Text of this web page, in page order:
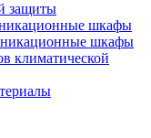
защиты
шкафы
шкафы
климатической